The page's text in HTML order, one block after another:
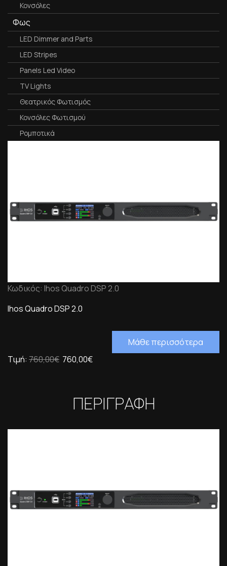
Κονσόλες
Φως
LED Dimmer and Parts
LED Stripes
Panels Led Video
TV Lights
Θεατρικός Φωτισμός
Κονσόλες Φωτισμού
Ρομποτικά
Κωδικός: Ihos Quadro DSP 2.0
Ihos Quadro DSP 2.0
Μάθε περισσότερα
Τιμή: 760,00€ 760,00€
ΠΕΡΙΓΡΑΦΗ